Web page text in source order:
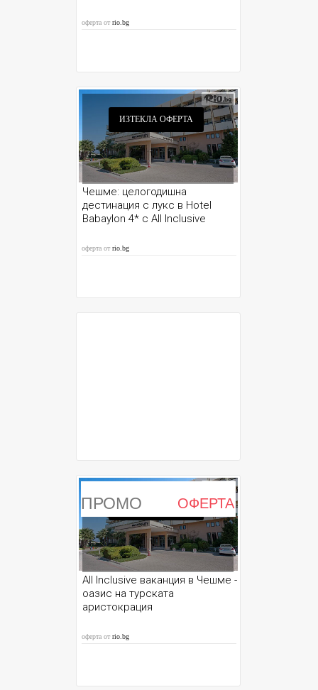
оферта отrio.bg
ИЗТЕКЛА ОФЕРТА
Чешме: целогодишна
дестинация с лукс в Hotel
Babaylon 4* с All Inclusive
оферта отrio.bg
ПРОМО ОФЕРТА
ИЗТЕКЛА ОФЕРТА
All Inclusive ваканция в Чешме -
оазис на турската
аристокрация
оферта отrio.bg